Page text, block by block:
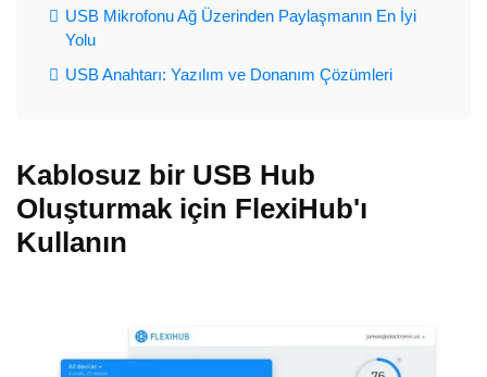
USB Mikrofonu Ağ Üzerinden Paylaşmanın En İyi
Yolu
USB Anahtarı: Yazılım ve Donanım Çözümleri
Kablosuz bir USB Hub
Oluşturmak için FlexiHub'ı
Kullanın